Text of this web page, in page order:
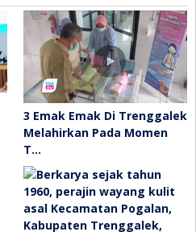
3 Emak Emak Di Trenggalek
Melahirkan Pada Momen
T…